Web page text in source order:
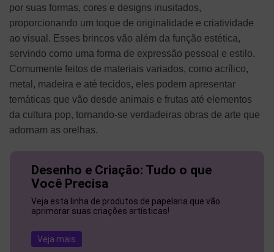
por suas formas, cores e designs inusitados,
proporcionando um toque de originalidade e criatividade
ao visual. Esses brincos vão além da função estética,
servindo como uma forma de expressão pessoal e estilo.
Comumente feitos de materiais variados, como acrílico,
metal, madeira e até tecidos, eles podem apresentar
temáticas que vão desde animais e frutas até elementos
da cultura pop, tornando-se verdadeiras obras de arte que
adornam as orelhas.
Desenho e Criação: Tudo o que
Você Precisa
Veja esta linha de produtos de papelaria que vão
aprimorar suas criações artísticas!
Veja mais